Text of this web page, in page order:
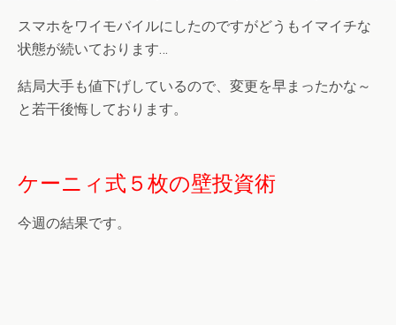
スマホをワイモバイルにしたのですがどうもイマイチな
状態が続いております…
結局大手も値下げしているので、変更を早まったかな～
と若干後悔しております。
ケーニィ式５枚の壁投資術
今週の結果です。